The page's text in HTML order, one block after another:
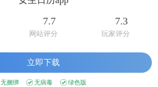
7.7
网站评分
7.3
玩家评分
立即下载
无捆绑 无病毒 绿色版